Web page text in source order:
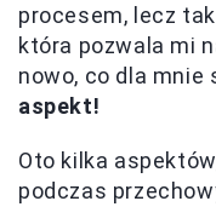
procesem, lecz
która pozwala mi
nowo, co dla mnie
aspekt!
Oto kilka
podczas